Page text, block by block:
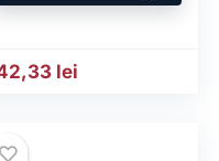
lei.
267,01 lei.
lei